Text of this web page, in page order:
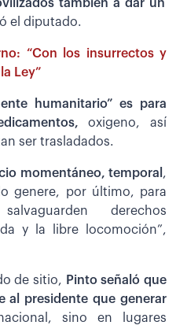
también a dar un
el diputado.
“Con los insurrectos y
Ley”
humanitario” es para
oxigeno, así
ser trasladados.
momentáneo, temporal ,
genere, por último, para
derechos
y la libre locomoción”,
de sitio, Pinto señaló que
al presidente que generar
sino en lugares